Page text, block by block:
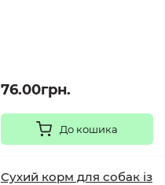
76.00грн.
До кошика
Сухий корм для собак із